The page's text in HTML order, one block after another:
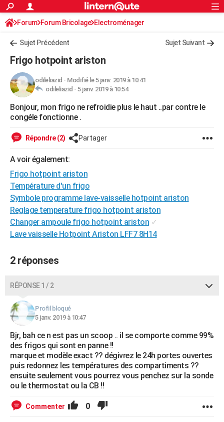
ACTUALITÉS
Politique
Société
Faits Divers
Education
Monde
Villes
+
FINANCE
Retraite
Impôts
Epargne
Immobilier
Risques naturels par ville
Banque
Assurance
Crédit
AUTO
Essais
Réserver un essai
Citadines
Berlines
SUV
Forum auto
+HIGH-TECH
Mobiles
Meilleur smartphone
Internet
Ordinateurs
Jeux vidéo
Guide high-tech
BRICOLAGE
WEEK-END
Guides de France
Escapades
Patrimoine
Expositions
Musées
Week-end nature
+LIFESTYLE
Art de vivre
Bien-être
Loisirs
ModeModes de vie
SANTE
Alimentation
Guide de la santé
Maladies
Médicaments
Sommeil
VOYAGE
Destinations
City break
Voyage nature
Voyage de noces
Forum
Climat
PHOTO
GUIDES D'ACHAT
Carte de Noël
Carte Bonne année
Carte Saint-Valentin
Carte Pâques
Carte d'anniversaire
DICTIONNAIRE
Dictionnaire
Biographies
Citations
Expressions
Proverbes
PROGRAMME TV
COPAINS D'AVANT
S'inscrire
Se connecter
Lycées
Collèges
Primaires
Universités
Entreprises
Service militaire
Avis de recherche
AVIS DE DÉCÈS
FORUM
S'inscrire
Connexion
Forum Forum Bricolage Electroménager
Sujet Précédent Sujet Suivant
Frigo hotpoint ariston
odileliazid - Modifié le 5 janv. 2019 à 10:41
odileliazid - 5 janv. 2019 à 10:54
Bonjour, mon frigo ne refroidie plus le haut ..par contre le
congéle fonctionne .
Répondre (2) Partager
A voir également:
Frigo hotpoint ariston
Température d'un frigo
Symbole programme lave-vaisselle hotpoint ariston
Reglage temperature frigo hotpoint ariston
Changer ampoule frigo hotpoint ariston ✓
Lave vaisselle Hotpoint Ariston LFF7 8H14
2 réponses
RÉPONSE 1 / 2
Profil bloqué
5 janv. 2019 à 10:47
Bjr, bah ce n est pas un scoop .. il se comporte comme 99%
des frigos qui sont en panne !!
marque et modèle exact ?? dégivrez le 24h portes ouvertes
puis redonnez les températures des compartiments ??
ensuite seulement vous pourrez vous penchez sur la sonde
ou le thermostat ou la CB !!
Commenter 0